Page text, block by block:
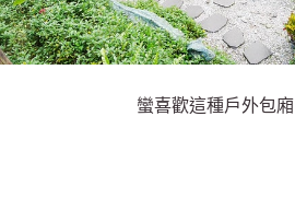
蠻喜歡這種戶外包廂